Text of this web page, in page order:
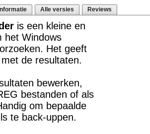
Informatie Alle versies Reviews
is een kleine en
het Windows
Het geeft
de resultaten.
bewerken,
bestanden of als
om bepaalde
te back-uppen.